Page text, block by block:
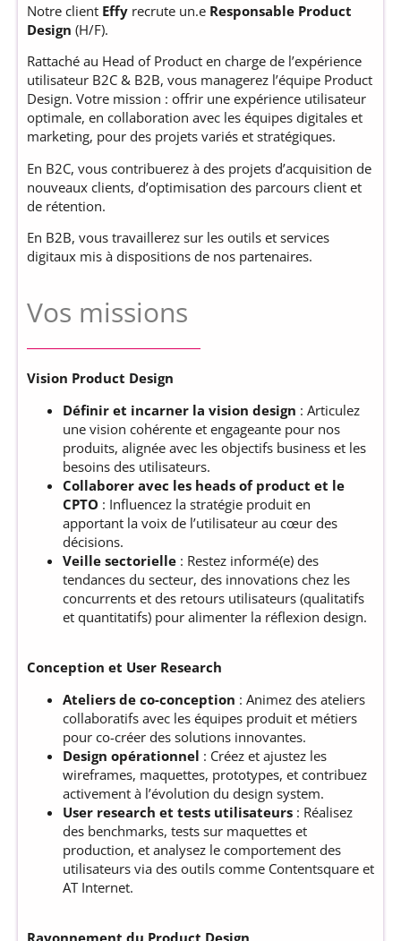
Notre client Effy recrute un.e Responsable Product
Design (H/F).
Rattaché au Head of Product en charge de l’expérience
utilisateur B2C & B2B, vous managerez l’équipe Product
Design. Votre mission : offrir une expérience utilisateur
optimale, en collaboration avec les équipes digitales et
marketing, pour des projets variés et stratégiques.
En B2C, vous contribuerez à des projets d’acquisition de
nouveaux clients, d’optimisation des parcours client et
de rétention.
En B2B, vous travaillerez sur les outils et services
digitaux mis à dispositions de nos partenaires.
Vos missions
Vision Product Design
Définir et incarner la vision design : Articulez
une vision cohérente et engageante pour nos
produits, alignée avec les objectifs business et les
besoins des utilisateurs.
Collaborer avec les heads of product et le
CPTO : Influencez la stratégie produit en
apportant la voix de l’utilisateur au cœur des
décisions.
Veille sectorielle : Restez informé(e) des
tendances du secteur, des innovations chez les
concurrents et des retours utilisateurs (qualitatifs
et quantitatifs) pour alimenter la réflexion design.
Conception et User Research
Ateliers de co-conception : Animez des ateliers
collaboratifs avec les équipes produit et métiers
pour co-créer des solutions innovantes.
Design opérationnel : Créez et ajustez les
wireframes, maquettes, prototypes, et contribuez
activement à l’évolution du design system.
User research et tests utilisateurs : Réalisez
des benchmarks, tests sur maquettes et
production, et analysez le comportement des
utilisateurs via des outils comme Contentsquare et
AT Internet.
Rayonnement du Product Design